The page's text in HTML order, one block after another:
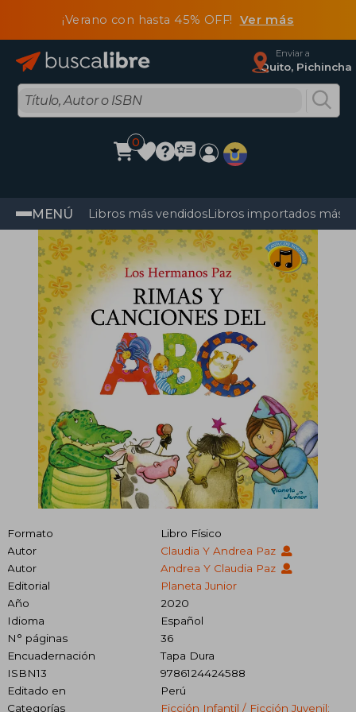
¡Verano con hasta 45% OFF! Ver más
Enviar a
Quito, Pichincha
0
MENÚ Libros más vendidosLibros importados más
Formato
Libro Físico
Autor
Claudia Y Andrea Paz
Autor
Andrea Y Claudia Paz
Editorial
Planeta Junior
Año
2020
Idioma
Español
N° páginas
36
Encuadernación
Tapa Dura
ISBN13
9786124424588
Editado en
Perú
Categorías
Ficción Infantil / Ficción Juvenil: